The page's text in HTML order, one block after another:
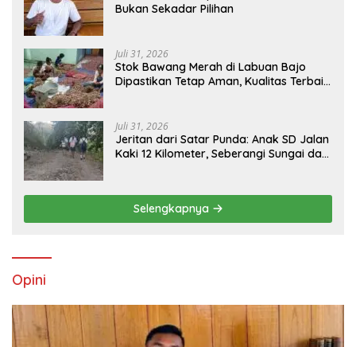
Bukan Sekadar Pilihan
Juli 31, 2026
Stok Bawang Merah di Labuan Bajo
Dipastikan Tetap Aman, Kualitas Terbaik
Juli 31, 2026
Jeritan dari Satar Punda: Anak SD Jalan
Kaki 12 Kilometer, Seberangi Sungai dan
Selengkapnya
Opini